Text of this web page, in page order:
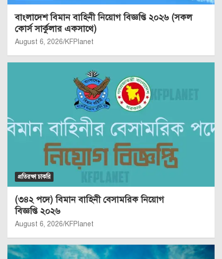
বাংলাদেশ বিমান বাহিনী নিয়োগ বিজ্ঞপ্তি ২০২৬ (সকল
কোর্স সার্কুলার একসাথে)
August 6, 2026 KFPlanet
প্রতিরক্ষা চাকরি
(৩৪২ পদে) বিমান বাহিনী বেসামরিক নিয়োগ
বিজ্ঞপ্তি ২০২৬
August 6, 2026 KFPlanet